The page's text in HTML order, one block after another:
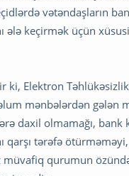
vətəndaşların
ələ keçirmək üçün
ki, Elektron
mənbələrdən gələn
daxil olmamağı, bank
qarşı tərəfə
müvafiq qurumun